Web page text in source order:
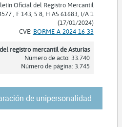
Oficial del Registro Mercantil
, F 143, S 8, H AS 61683, I/A 1
(17/01/2024)
CVE: BORME-A-2024-16-33
registro mercantil de Asturias
Número de acto: 33.740
Número de página: 3.745
de unipersonalidad